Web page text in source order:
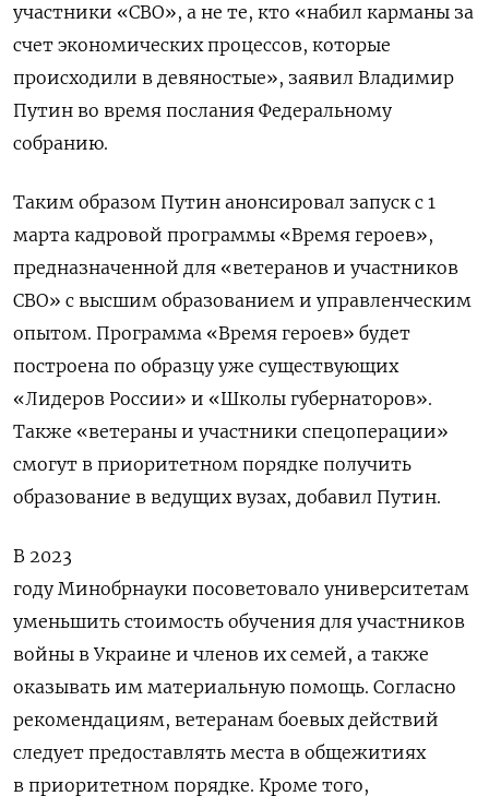
участники «СВО», а не те, кто «набил карманы за
счет экономических процессов, которые
происходили в девяностые», заявил Владимир
Путин во время послания Федеральному
собранию.
Таким образом Путин анонсировал запуск с 1
марта кадровой программы «Время героев»,
предназначенной для «ветеранов и участников
СВО» с высшим образованием и управленческим
опытом. Программа «Время героев» будет
построена по образцу уже существующих
«Лидеров России» и «Школы губернаторов».
Также «ветераны и участники спецоперации»
смогут в приоритетном порядке получить
образование в ведущих вузах, добавил Путин.
В 2023
году Минобрнауки посоветовало университетам
уменьшить стоимость обучения для участников
войны в Украине и членов их семей, а также
оказывать им материальную помощь. Согласно
рекомендациям, ветеранам боевых действий
следует предоставлять места в общежитиях
в приоритетном порядке. Кроме того,